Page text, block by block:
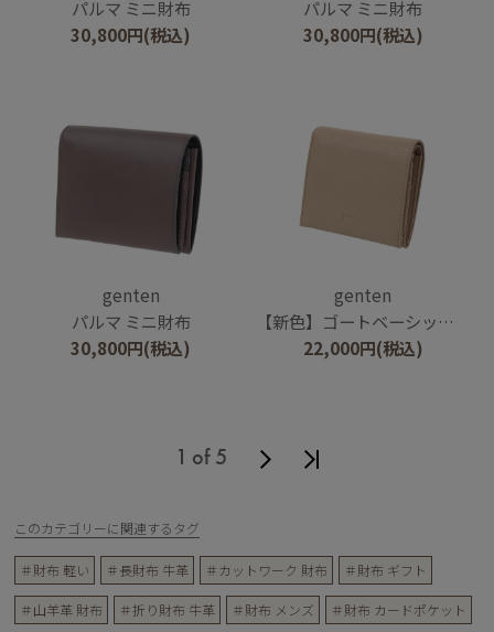
パルマ ミニ財布
30,800円(税込)
パルマ ミニ財布
30,800円(税込)
genten
パルマ ミニ財布
30,800円(税込)
genten
【新色】ゴートベーシック 二つ折りBOX財布
22,000円(税込)
1 of 5
このカテゴリーに関連するタグ
＃財布 軽い ＃長財布 牛革 ＃カットワーク 財布 ＃財布 ギフト
＃山羊革 財布 ＃折り財布 牛革 ＃財布 メンズ ＃財布 カードポケット